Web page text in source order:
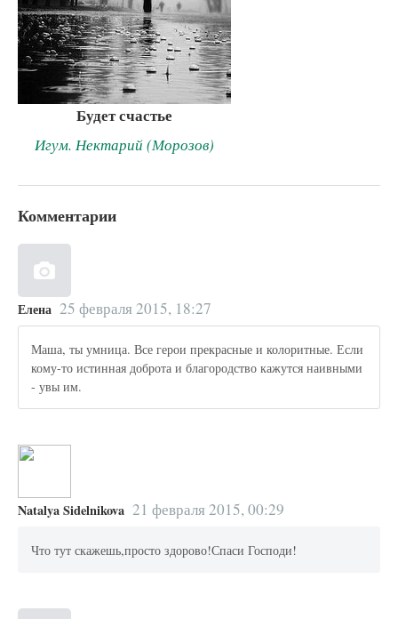
Будет счастье
Игум. Нектарий (Морозов)
Комментарии
Елена 25 февраля 2015, 18:27
Маша, ты умница. Все герои прекрасные и колоритные. Если
кому-то истинная доброта и благородство кажутся наивными
- увы им.
Natalya Sidelnikova 21 февраля 2015, 00:29
Что тут скажешь,просто здорово!Спаси Господи!